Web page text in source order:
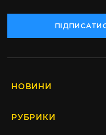
НОВИНИ
РУБРИКИ